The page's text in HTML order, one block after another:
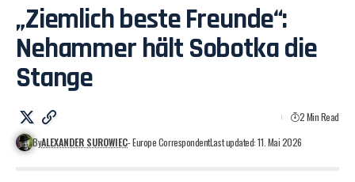
„Ziemlich beste Freunde“:
Nehammer hält Sobotka die
Stange
ByALEXANDER SUROWIEC- Europe CorrespondentLast updated: 11. Mai 2026
2 Min Read